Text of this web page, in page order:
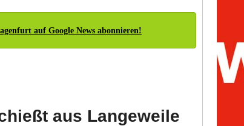
auf Google News abonnieren!
aus Langeweile